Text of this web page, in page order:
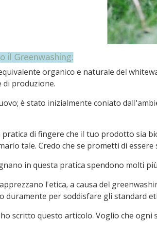
il Greenwashing:
organico e naturale del
di produzione.
è stato inizialmente coniato
di fingere che il tuo prodotto sia
tale. Credo che se prometti di
in questa pratica spendono molti
l'etica, a causa del
duramente per soddisfare gli standard
scritto questo articolo. Voglio che